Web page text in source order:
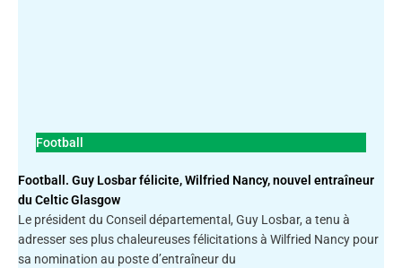
Football
Football. Guy Losbar félicite, Wilfried Nancy, nouvel entraîneur
du Celtic Glasgow
Le président du Conseil départemental, Guy Losbar, a tenu à
adresser ses plus chaleureuses félicitations à Wilfried Nancy pour
sa nomination au poste d’entraîneur du